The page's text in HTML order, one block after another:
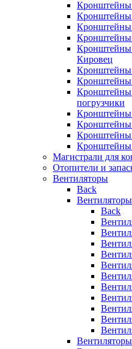
Кронштейны
Кронштейны
Кронштейны
Кронштейны
Кронштейны
Кировец
Кронштейны
Кронштейны
Кронштейны
погрузчики
Магистрали для
Отопители и
Вентиляторы
Back
Back